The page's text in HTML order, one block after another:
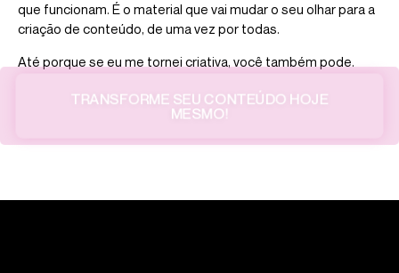
que funcionam. É o material que vai mudar o seu olhar para a
criação de conteúdo, de uma vez por todas.
Até porque se eu me tornei criativa, você também pode.
TRANSFORME SEU CONTEÚDO HOJE
MESMO!